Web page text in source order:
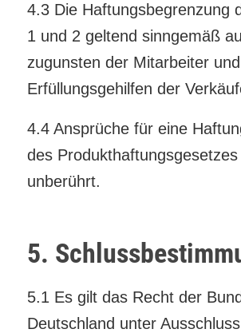
4.3 Die Haftungsbegrenzung
1 und 2 geltend sinngemäß
zugunsten der Mitarbeiter und
Erfüllungsgehilfen der
4.4 Ansprüche für eine
des Produkthaftungsgesetzes
unberührt.
5.
5.1 Es gilt das Recht der
Deutschland unter